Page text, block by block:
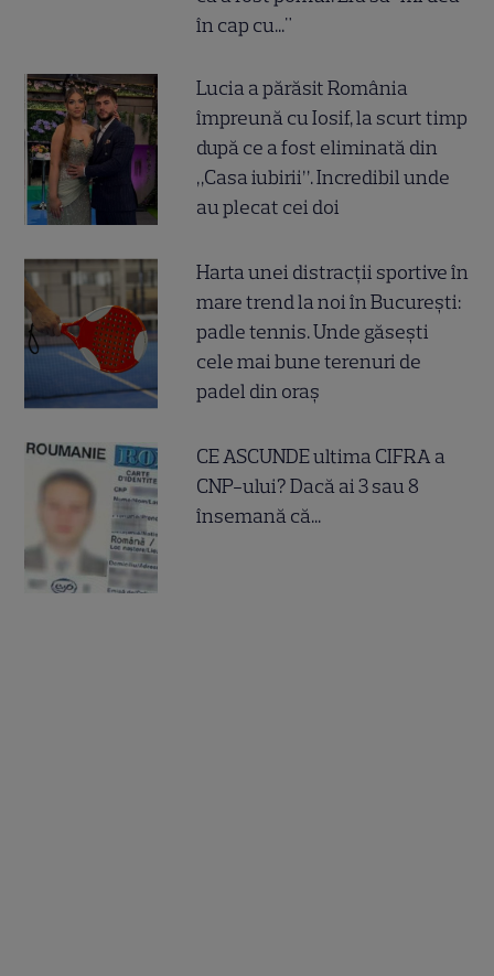
în cap cu..."
Lucia a părăsit România
împreună cu Iosif, la scurt timp
după ce a fost eliminată din
„Casa iubirii”. Incredibil unde
au plecat cei doi
Harta unei distracții sportive în
mare trend la noi în București:
padle tennis. Unde găsești
cele mai bune terenuri de
padel din oraș
CE ASCUNDE ultima CIFRA a
CNP-ului? Dacă ai 3 sau 8
însemană că...